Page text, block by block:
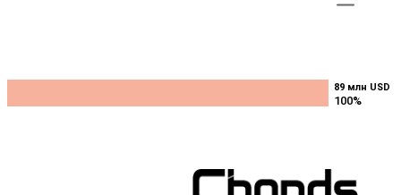
89 млн USD
100%
89 млн USD
100%